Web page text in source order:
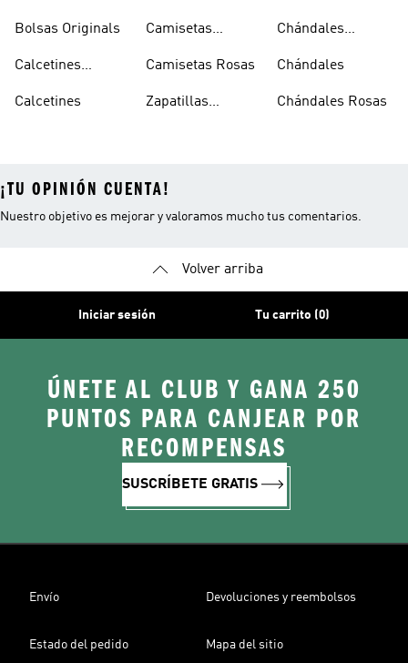
Blancas
Bolsas Originals
Calcetines
Blancos
Calcetines
Camisetas
Camisetas Rosas
Zapatillas
Chándales
Chándales
Chándales Rosas
¡TU OPINIÓN CUENTA!
Nuestro objetivo es mejorar y valoramos mucho tus comentarios.
Volver arriba
Iniciar sesión Tu carrito (0)
ÚNETE AL CLUB Y GANA 250
PUNTOS PARA CANJEAR POR
RECOMPENSAS
SUSCRÍBETE GRATIS
Envío Devoluciones y reembolsos
Estado del pedido Mapa del sitio